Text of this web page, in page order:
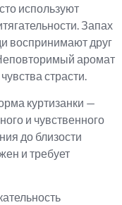
используют
Запах
воспринимают друг
аромат
страсти.
куртизанки —
и чувственного
до близости
и требует